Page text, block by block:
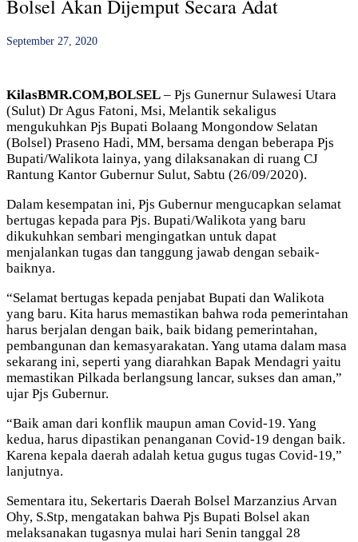
Bolsel Akan Dijemput Secara Adat
September 27, 2020
KilasBMR.COM,BOLSEL – Pjs Gunernur Sulawesi Utara
(Sulut) Dr Agus Fatoni, Msi, Melantik sekaligus
mengukuhkan Pjs Bupati Bolaang Mongondow Selatan
(Bolsel) Praseno Hadi, MM, bersama dengan beberapa Pjs
Bupati/Walikota lainya, yang dilaksanakan di ruang CJ
Rantung Kantor Gubernur Sulut, Sabtu (26/09/2020).
Dalam kesempatan ini, Pjs Gubernur mengucapkan selamat
bertugas kepada para Pjs. Bupati/Walikota yang baru
dikukuhkan sembari mengingatkan untuk dapat
menjalankan tugas dan tanggung jawab dengan sebaik-
baiknya.
“Selamat bertugas kepada penjabat Bupati dan Walikota
yang baru. Kita harus memastikan bahwa roda pemerintahan
harus berjalan dengan baik, baik bidang pemerintahan,
pembangunan dan kemasyarakatan. Yang utama dalam masa
sekarang ini, seperti yang diarahkan Bapak Mendagri yaitu
memastikan Pilkada berlangsung lancar, sukses dan aman,”
ujar Pjs Gubernur.
“Baik aman dari konflik maupun aman Covid-19. Yang
kedua, harus dipastikan penanganan Covid-19 dengan baik.
Karena kepala daerah adalah ketua gugus tugas Covid-19,”
lanjutnya.
Sementara itu, Sekertaris Daerah Bolsel Marzanzius Arvan
Ohy, S.Stp, mengatakan bahwa Pjs Bupati Bolsel akan
melaksanakan tugasnya mulai hari Senin tanggal 28